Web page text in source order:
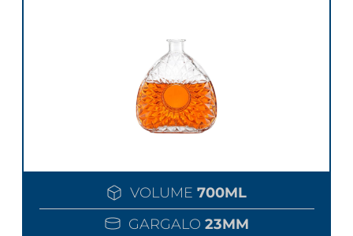
VOLUME 700ML
GARGALO 23MM